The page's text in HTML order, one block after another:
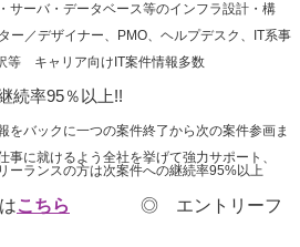
サーバ・データベース等のインフラ設計・構
ー／デザイナー、PMO、ヘルプデスク、IT系事
等 キャリア向けIT案件情報多数
続率95％以上!!
をバックに一つの案件終了から次の案件参画ま
事に就けるよう全社を挙げて強力サポート、
ーランスの方は次案件への継続率95%以上
こちら
◎ エントリーフ